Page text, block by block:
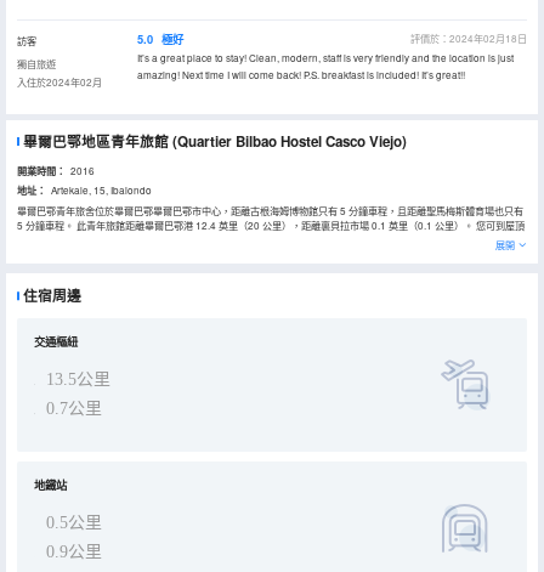
訪客
獨自旅遊
入住於2024年02月
5.0 極好
評價於：2024年02月18日
It’s a great place to stay! Clean, modern, staff is very friendly and the location is just
amazing! Next time I will come back! P.S. breakfast is included! It’s great!!
畢爾巴鄂地區青年旅館(Quartier Bilbao Hostel Casco Viejo)
開業時間： 2016
地址：
Artekale, 15, Ibaiondo
畢爾巴鄂青年旅舍位於畢爾巴鄂畢爾巴鄂市中心，距離古根海姆博物館只有 5 分鐘車程，且距離聖馬梅斯體育場也只有
5 分鐘車程。 此青年旅館距離畢爾巴鄂港 12.4 英里（20 公里），距離裏貝拉市場 0.1 英里（0.1 公里）。 您可到屋頂
露台欣賞美景，還可利用免費 WiFi和公共區電視等服務和設施。此青年旅館的其他設施包括旅遊/票務服務和自動售貨
機。 特色服務/設施包括多語言服務、行李寄存和電梯。 78 間空調客房定能讓您在旅途中找到家的舒適。提供免費無線
展開
住宿周邊
交通樞紐
13.5公里
0.7公里
地鐵站
0.5公里
0.9公里